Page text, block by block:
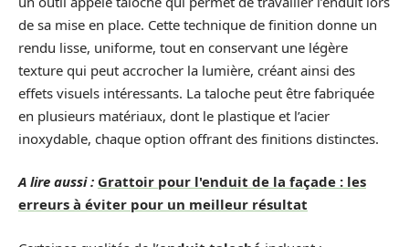
de sa mise en place. Cette technique de finition donne un
rendu lisse, uniforme, tout en conservant une légère
texture qui peut accrocher la lumière, créant ainsi des
effets visuels intéressants. La taloche peut être fabriquée
en plusieurs matériaux, dont le plastique et l’acier
inoxydable, chaque option offrant des finitions distinctes.
A lire aussi : Grattoir pour l'enduit de la façade : les
erreurs à éviter pour un meilleur résultat